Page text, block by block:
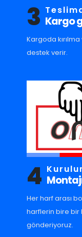
3 Kargo
Kargoda
destek verir.
4
Her harf arası
harflerin bire bir
gönderiyoruz.